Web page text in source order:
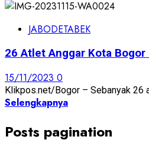
JABODETABEK
26 Atlet Anggar Kota
15/11/2023 0
Klikpos.net/Bogor – Sebanyak 26
Selengkapnya
Posts pagination